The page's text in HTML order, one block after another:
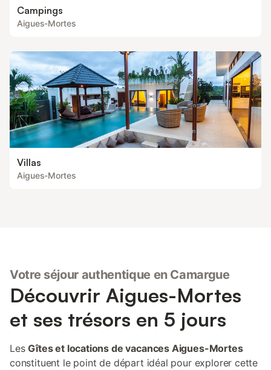
Campings
Aigues-Mortes
Villas
Aigues-Mortes
Votre séjour authentique en Camargue
Découvrir Aigues-Mortes
et ses trésors en 5 jours
LesGîtes et locations de vacances Aigues-Mortes
constituent le point de départ idéal pour explorer cette